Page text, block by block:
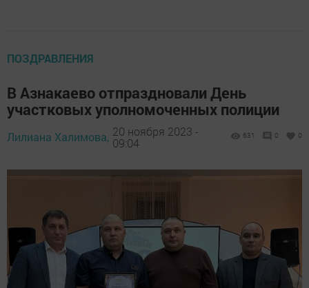
ПОЗДРАВЛЕНИЯ
В Азнакаево отпраздновали День
участковых уполномоченных полиции
Лилиана Халимова, 20 ноября 2023 -
09:04
631 0 0